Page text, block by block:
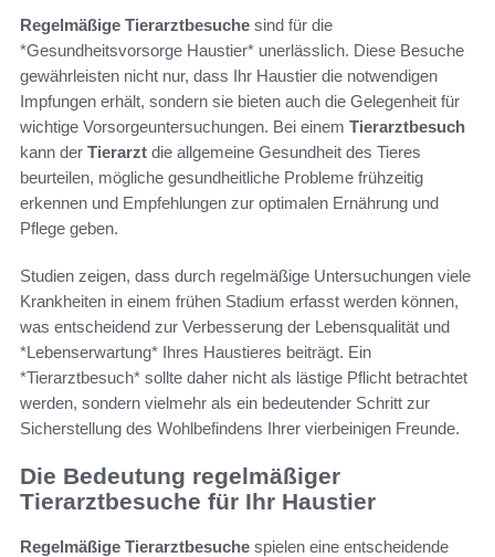
Regelmäßige Tierarztbesuche sind für die
*Gesundheitsvorsorge Haustier* unerlässlich. Diese Besuche
gewährleisten nicht nur, dass Ihr Haustier die notwendigen
Impfungen erhält, sondern sie bieten auch die Gelegenheit für
wichtige Vorsorgeuntersuchungen. Bei einem Tierarztbesuch
kann der Tierarzt die allgemeine Gesundheit des Tieres
beurteilen, mögliche gesundheitliche Probleme frühzeitig
erkennen und Empfehlungen zur optimalen Ernährung und
Pflege geben.
Studien zeigen, dass durch regelmäßige Untersuchungen viele
Krankheiten in einem frühen Stadium erfasst werden können,
was entscheidend zur Verbesserung der Lebensqualität und
*Lebenserwartung* Ihres Haustieres beiträgt. Ein
*Tierarztbesuch* sollte daher nicht als lästige Pflicht betrachtet
werden, sondern vielmehr als ein bedeutender Schritt zur
Sicherstellung des Wohlbefindens Ihrer vierbeinigen Freunde.
Die Bedeutung regelmäßiger
Tierarztbesuche für Ihr Haustier
Regelmäßige Tierarztbesuche spielen eine entscheidende